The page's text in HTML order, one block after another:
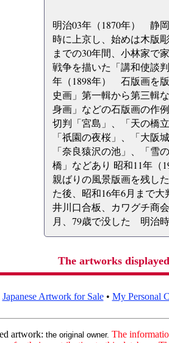
明治03年（1870年） 静
時に上京し、始めは木版
までの30年間、小林家で
戦争を描いた「講和使談
年（1898年） 石版画を
史画」第一輯から第三輯
身画」などの石版画の作
切判「宮島」、「天の橋
「祇園の夜桜」、「大
「奈良猿沢の池」、「雪
橋」などあり 昭和11年
親ばりの風景版画を残し
た後、昭和16年6月まで
井川口合板、カワグチ商
月、79歳で没した 明治
The artworks
Japanese Artwork for Sale• My Personal
artwork: the original owner. The